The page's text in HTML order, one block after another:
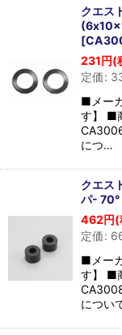
クエス
[
231円(
定価:
■メー
す】 ■
につ…
クエス
パ- 70°
462円(
定価:
■メー
す】 ■
につい